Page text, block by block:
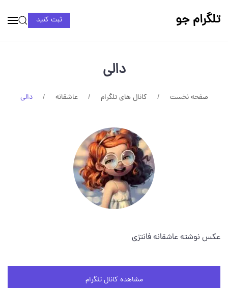
تلگرام جو ثبت کنید
دالی
صفحه نخست کانال های تلگرام عاشقانه دالی
عکس نوشته عاشقانه فانتزی
مشاهده کانال تلگرام